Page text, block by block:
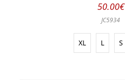
50.00€
JC5934
XL L S